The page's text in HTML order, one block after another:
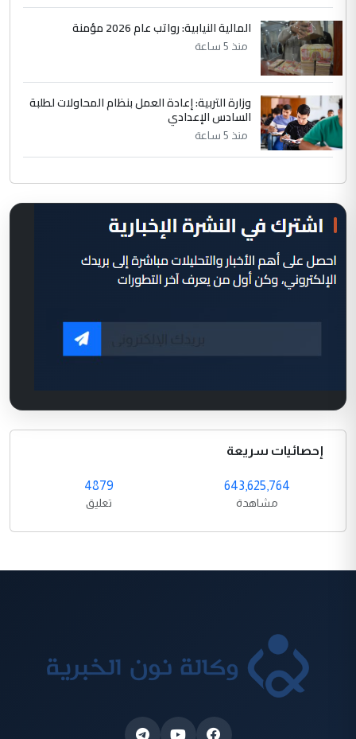
المالية النيابية: رواتب عام 2026 مؤمنة
منذ 5 ساعة
وزارة التربية: إعادة العمل بنظام المحاولات لطلبة
السادس الإعدادي
منذ 5 ساعة
إحصائيات سريعة
643,625,764
مشاهدة
4879
تعليق